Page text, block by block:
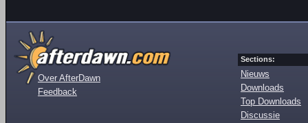
Over AfterDawn
Feedback
Sections:
Nieuws
Downloads
Top Downloads
Discussie